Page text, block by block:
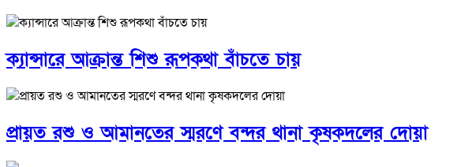
ক্যান্সারে আক্রান্ত শিশু রূপকথা বাঁচতে চায়
প্রায়ত রশু ও আমানতের স্মরণে বন্দর থানা কৃষকদলের দোয়া